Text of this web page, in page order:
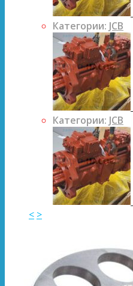
Категории: JCB
Категории: JCB
< >